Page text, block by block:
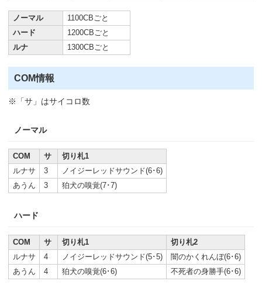
ノーマル
1100CBごと
ハード
1200CBごと
ルナ
1300CBごと
COM情報
※「サ」はサイコロ数
ノーマル
COM サ
切り札1
ルナサ
3
ノイジーレッドサウンド(6･6)
あうん
3 狛犬の嗅覚(7･7)
ハード
COM サ 切り札1
切り札2
ルナサ
4 ノイジーレッドサウンド(5･5)
闇のかくれんぼ(6･6)
あうん
4 狛犬の嗅覚(6･6) 不死者の身勝手(6･6)